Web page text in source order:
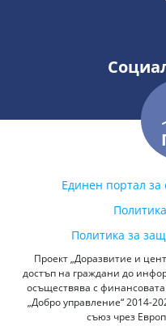
Единен портал
Политика за
Проект „Доразвитие и
достъп на граждани до
осъществява с
„Добро управление“ 2014-
съюз чрез